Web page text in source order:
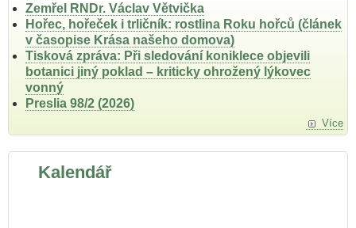
Zemřel RNDr. Václav Větvička
Hořec, hořeček i trličník: rostlina Roku hořců (článek
v časopise Krása našeho domova)
Tisková zpráva: Při sledování koniklece objevili
botanici jiný poklad – kriticky ohrožený lýkovec
vonný
Preslia 98/2 (2026)
Více
Kalendář